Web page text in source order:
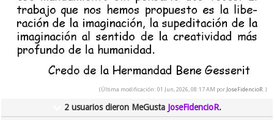
(Última modificación: 01 Jun, 2026, 08:17 AM por JoseFidencioR.)
2 usuarios dieron MeGusta JoseFidencioR.